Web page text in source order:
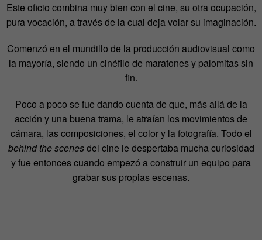
Este oficio combina muy bien con el cine, su otra ocupación,
pura vocación, a través de la cual deja volar su imaginación.
Comenzó en el mundillo de la producción audiovisual como
la mayoría, siendo un cinéfilo de maratones y palomitas sin
fin.
Poco a poco se fue dando cuenta de que, más allá de la
acción y una buena trama, le atraían los movimientos de
cámara, las composiciones, el color y la fotografía. Todo el
behind the scenesdel cine le despertaba mucha curiosidad
y fue entonces cuando empezó a construir un equipo para
grabar sus propias escenas.